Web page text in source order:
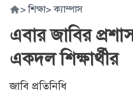
> শিক্ষা> ক্যাম্পাস
এবার জাবির
একদল শিক্ষার্থীর
জাবি প্রতিনিধি